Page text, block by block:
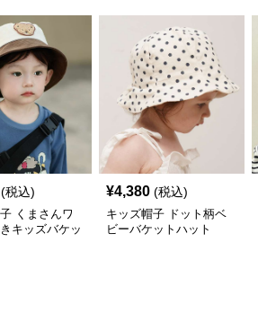
(税込)
くまさんワ
キッズバケッ
¥4,380 (税込)
キッズ帽子 ドット柄ベ
ビーバケットハット